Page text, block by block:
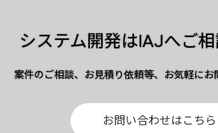
システム開発はIAJへご
案件のご相談、お見積り依頼等、お気軽にお
お問い合わせはこちら